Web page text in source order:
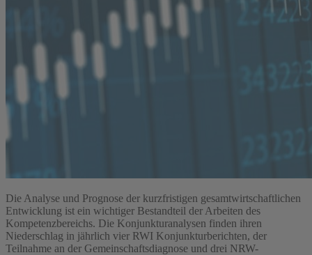
Die Analyse und Prognose der kurzfristigen gesamtwirtschaftlichen
Entwicklung ist ein wichtiger Bestandteil der Arbeiten des
Kompetenzbereichs. Die Konjunkturanalysen finden ihren
Niederschlag in jährlich vier RWI Konjunkturberichten, der
Teilnahme an der Gemeinschaftsdiagnose und drei NRW-